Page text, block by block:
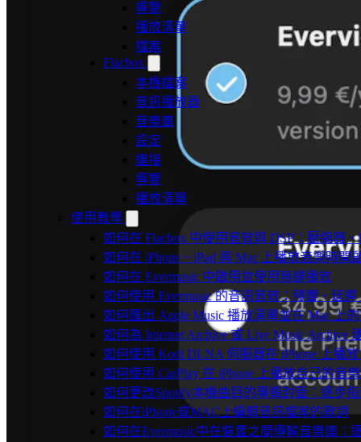
導覽
播放清單
檔案
Flacbox
本機檔案
音訊播放器
音樂庫
設定
連接
導覽
播放清單
使用教學
如何在 Flacbox 中使用音效與 DSP：壓縮器
如何在 iPhone、iPad 與 Mac 上播放音樂時開
如何在 Evermusic 中啟用並使用無縫播放
如何使用 Evermusic 的音訊音效：殘響、延
如何匯出 Apple Music 播放清單並在 Mac 上
如何為 Internet Archive 或 Live Music Archive
如何使用 Kodi DLNA 伺服器在 iPhone 上播
如何使用 CarPlay 在 iPhone 上播放自己的音樂
如何更改Spotify本機曲目的專輯封面：逐步
如何在iPhone或MAC上編輯音訊檔案的歌詞
如何在Evermusic中在裝置之間傳輸音樂庫：